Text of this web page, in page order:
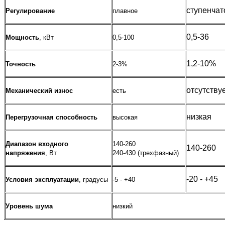
Регулирование плавное
Мощность , кВт 0,5-100 0,5-36
Точность 2-3% 1,2-10%
Механический износ есть
Перегрузочная способность высокая низкая
Диапазон входного
напряжения , Вт
140-260
240-430 (трехфазный)
140-260
Условия эксплуатации , градусы -5 - +40 -20 - +45
Уровень шума низкий